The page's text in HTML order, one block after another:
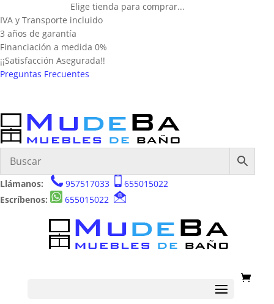
Elige tienda para comprar...
IVA y Transporte incluido
3 años de garantía
Financiación a medida 0%
¡¡Satisfacción Asegurada!!
Preguntas Frecuentes
Llámanos: 957517033
655015022
Escríbenos:
655015022